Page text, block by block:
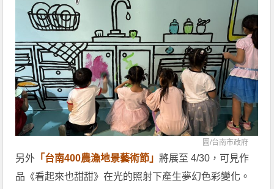
圖/台南市政府
另外 「台南400農漁地景藝術節」將展至 4/30，可見作
品《看起來也甜甜》在光的照射下產生夢幻色彩變化。